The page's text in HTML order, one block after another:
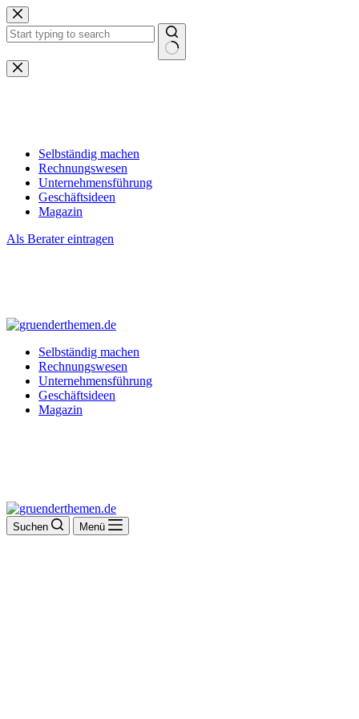
Zum
Inhalt
springen
Keine
Ergebnisse
Selbständig machen
Rechnungswesen
Unternehmensführung
Geschäftsideen
Magazin
Als Berater eintragen
Selbständig machen
Rechnungswesen
Unternehmensführung
Geschäftsideen
Magazin
Suchen Menü